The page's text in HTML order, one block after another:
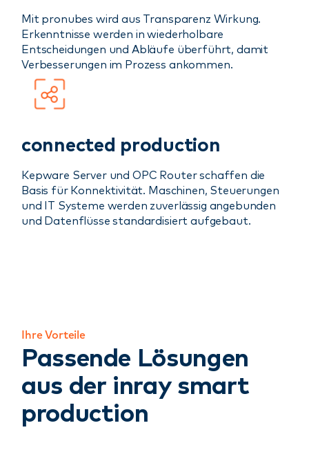
Mit pronubes wird aus Transparenz Wirkung.
Erkenntnisse werden in wiederholbare
Entscheidungen und Abläufe überführt, damit
Verbesserungen im Prozess ankommen.
connected production
Kepware Server und OPC Router schaffen die
Basis für Konnektivität. Maschinen, Steuerungen
und IT Systeme werden zuverlässig angebunden
und Datenflüsse standardisiert aufgebaut.
Ihre Vorteile
Passende Lösungen
aus der inray smart
production